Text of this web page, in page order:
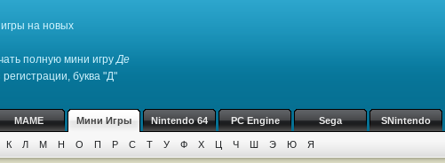
на новых
полную мини игруДе
буква "Д"
MAME Мини Игры Nintendo 64 PC Engine Sega SNintendo
К Л М Н О П Р С Т У Ф Х Ц Ч Ш Э Ю Я